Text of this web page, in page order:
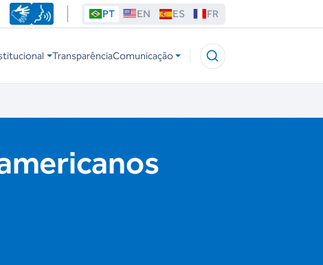
PT EN ES FR
TransparênciaComunicação